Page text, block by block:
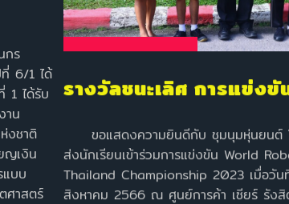
ร
6/1 ได้
1 ได้รับ
าน
งชาติ
ญเงิน
แบบ
ศาสตร์
รางวัลชนะเลิศ การแข่ง
ส่งนักเรียนเข้าร่วมการแข่งขัน World
Thailand Championship 2023 เมื่อวั
สิงหาคม 2566 ณ ศูนย์การค้า เซียร์ รังสิ